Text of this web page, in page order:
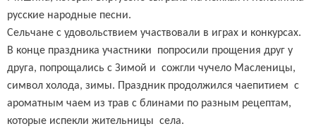
русские народные песни.
Сельчане с удовольствием участвовали в играх и конкурсах.
В конце праздника участники попросили прощения друг у
друга, попрощались с Зимой и сожгли чучело Масленицы,
символ холода, зимы. Праздник продолжился чаепитием с
ароматным чаем из трав с блинами по разным рецептам,
которые испекли жительницы села.